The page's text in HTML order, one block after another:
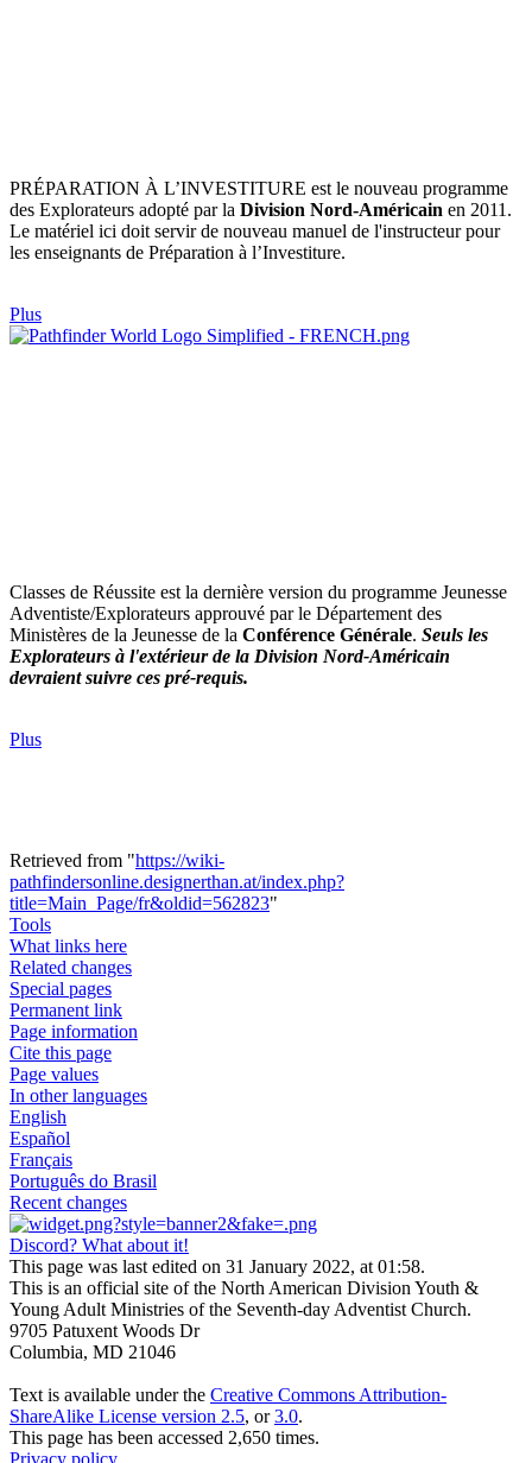
PRÉPARATION À L’INVESTITURE est le nouveau programme
des Explorateurs adopté par la Division Nord-Américain en 2011.
Le matériel ici doit servir de nouveau manuel de l'instructeur pour
les enseignants de Préparation à l’Investiture.
Plus
Classes de Réussite est la dernière version du programme Jeunesse
Adventiste/Explorateurs approuvé par le Département des
Ministères de la Jeunesse de la Conférence Générale. Seuls les
Explorateurs à l'extérieur de la Division Nord-Américain
devraient suivre ces pré-requis.
Plus
Retrieved from "https://wiki-
pathfindersonline.designerthan.at/index.php?
title=Main_Page/fr&oldid=562823"
Tools
What links here
Related changes
Special pages
Permanent link
Page information
Cite this page
Page values
In other languages
English
Español
Français
Português do Brasil
Recent changes
Discord? What about it!
This page was last edited on 31 January 2022, at 01:58.
This is an official site of the North American Division Youth &
Young Adult Ministries of the Seventh-day Adventist Church.
9705 Patuxent Woods Dr
Columbia, MD 21046
Text is available under the Creative Commons Attribution-
ShareAlike License version 2.5, or3.0.
This page has been accessed 2,650 times.
Privacy policy